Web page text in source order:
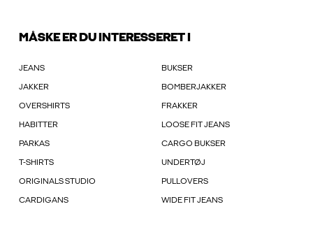
MÅSKE ER DU INTERESSERET I
JEANS BUKSER
JAKKER BOMBERJAKKER
OVERSHIRTS FRAKKER
HABITTER LOOSE FIT JEANS
PARKAS CARGO BUKSER
T-SHIRTS UNDERTØJ
ORIGINALS STUDIO PULLOVERS
CARDIGANS WIDE FIT JEANS